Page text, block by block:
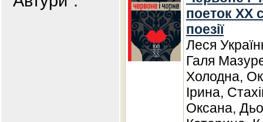
поеток ХХ
поезії
Леся
Галя
Холодна,
Ірина,
Оксана,